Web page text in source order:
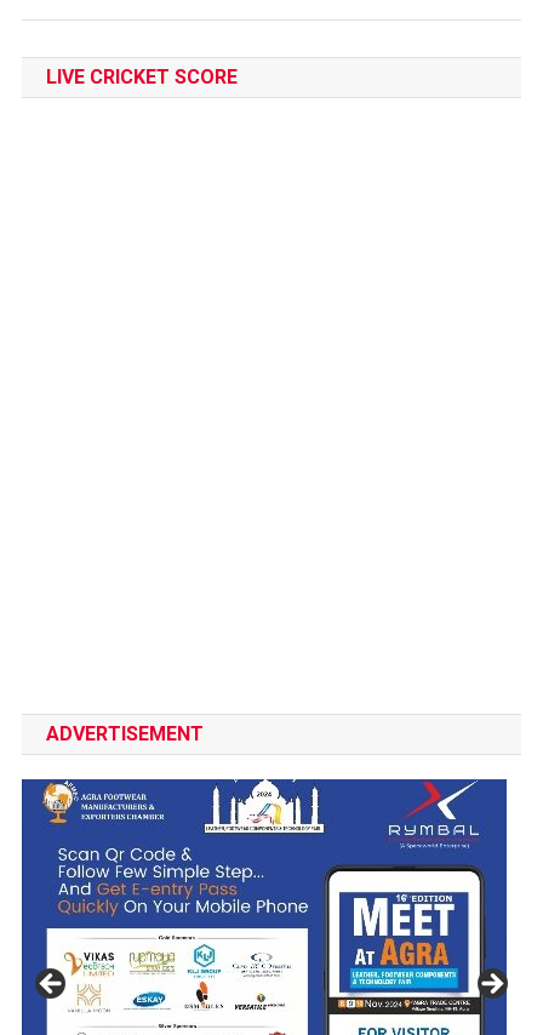
LIVE CRICKET SCORE
ADVERTISEMENT